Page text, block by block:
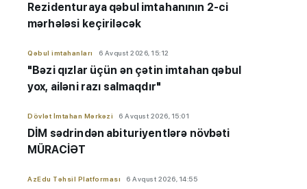
Rezidenturaya qəbul imtahanının 2-ci
mərhələsi keçiriləcək
Qəbul imtahanları 6 Avqust 2026, 15:12
"Bəzi qızlar üçün ən çətin imtahan qəbul
yox, ailəni razı salmaqdır"
Dövlət İmtahan Mərkəzi 6 Avqust 2026, 15:01
DİM sədrindən abituriyent ​​​​​​​lərə növbəti
MÜRACİƏT
AzEdu Təhsil Platforması 6 Avqust 2026, 14:55